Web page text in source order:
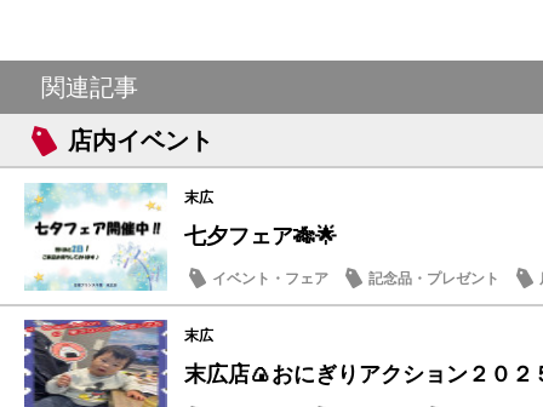
関連記事
店内イベント
末広
七夕フェア🎋🌟
イベント・フェア 記念品・プレゼント
末広
末広店🍙おにぎりアクション２０２